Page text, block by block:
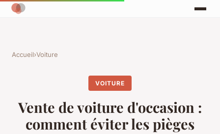
Accueil›Voiture
VOITURE
Vente de voiture d'occasion :
comment éviter les pièges